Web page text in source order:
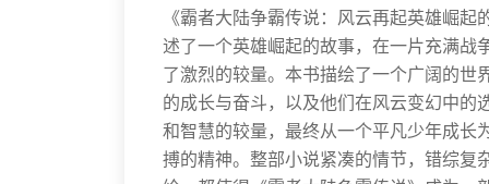
《霸者大陆争霸传说：风云再起英雄崛
述了一个英雄崛起的故事，在一片充满战
了激烈的较量。本书描绘了一个广阔的世
的成长与奋斗，以及他们在风云变幻中的
和智慧的较量，最终从一个平凡少年成长
搏的精神。整部小说紧凑的情节，错综复